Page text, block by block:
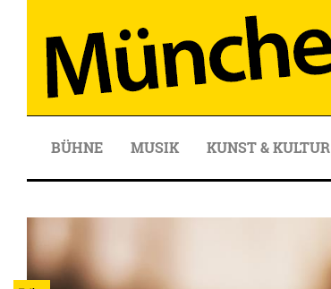
BÜHNE MUSIK KUNST & KULTUR